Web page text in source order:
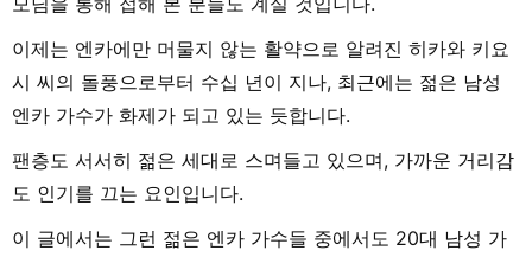
이제는 엔카에만 머물지 않는 활약으로 알려진 히카와 키요
시 씨의 돌풍으로부터 수십 년이 지나, 최근에는 젊은 남성
엔카 가수가 화제가 되고 있는 듯합니다.
팬층도 서서히 젊은 세대로 스며들고 있으며, 가까운 거리감
도 인기를 끄는 요인입니다.
이 글에서는 그런 젊은 엔카 가수들 중에서도 20대 남성 가